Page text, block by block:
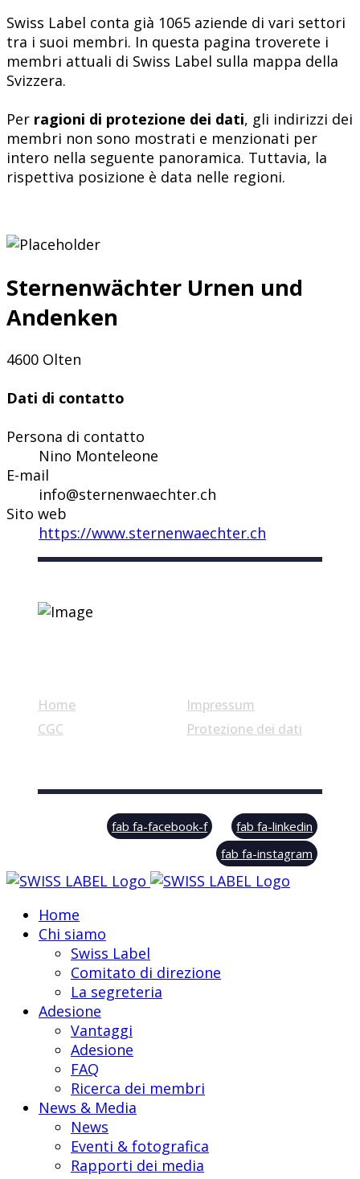
Swiss Label conta già 1065 aziende di vari settori
tra i suoi membri. In questa pagina troverete i
membri attuali di Swiss Label sulla mappa della
Svizzera.
Per ragioni di protezione dei dati, gli indirizzi dei
membri non sono mostrati e menzionati per
intero nella seguente panoramica. Tuttavia, la
rispettiva posizione è data nelle regioni.
Sternenwächter Urnen und
Andenken
4600 Olten
Dati di contatto
Persona di contatto
Nino Monteleone
E-mail
info@sternenwaechter.ch
Sito web
https://www.sternenwaechter.ch
Home
CGC
Impressum
Protezione dei dati
© Swiss Label, All rights reserved
fab fa-facebook-f
fab fa-linkedin
fab fa-instagram
Home
Chi siamo
Swiss Label
Comitato di direzione
La segreteria
Adesione
Vantaggi
Adesione
FAQ
Ricerca dei membri
News & Media
News
Eventi & fotografica
Rapporti dei media